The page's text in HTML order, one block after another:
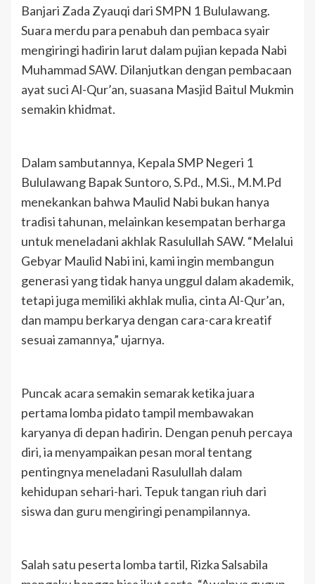
Banjari Zada Zyauqi dari SMPN 1 Bululawang.
Suara merdu para penabuh dan pembaca syair
mengiringi hadirin larut dalam pujian kepada Nabi
Muhammad SAW. Dilanjutkan dengan pembacaan
ayat suci Al-Qur’an, suasana Masjid Baitul Mukmin
semakin khidmat.
Dalam sambutannya, Kepala SMP Negeri 1
Bululawang Bapak Suntoro, S.Pd., M.Si., M.M.Pd
menekankan bahwa Maulid Nabi bukan hanya
tradisi tahunan, melainkan kesempatan berharga
untuk meneladani akhlak Rasulullah SAW. “Melalui
Gebyar Maulid Nabi ini, kami ingin membangun
generasi yang tidak hanya unggul dalam akademik,
tetapi juga memiliki akhlak mulia, cinta Al-Qur’an,
dan mampu berkarya dengan cara-cara kreatif
sesuai zamannya,” ujarnya.
Puncak acara semakin semarak ketika juara
pertama lomba pidato tampil membawakan
karyanya di depan hadirin. Dengan penuh percaya
diri, ia menyampaikan pesan moral tentang
pentingnya meneladani Rasulullah dalam
kehidupan sehari-hari. Tepuk tangan riuh dari
siswa dan guru mengiringi penampilannya.
Salah satu peserta lomba tartil, Rizka Salsabila